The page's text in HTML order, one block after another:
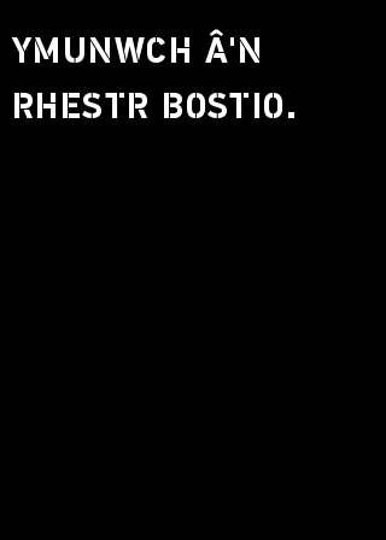
YMUNWCH Â'N
RHESTR BOSTIO.